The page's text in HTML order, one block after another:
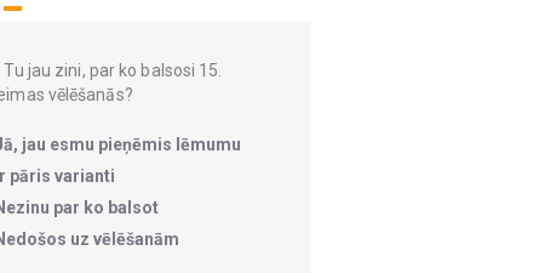
Tu jau zini, par ko balsosi 15.
vēlēšanās?
jau esmu pieņēmis lēmumu
Ir pāris varianti
par ko balsot
uz vēlēšanām